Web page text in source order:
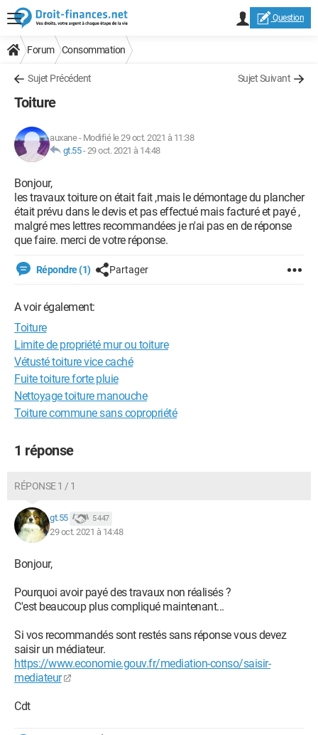
Question
Forum Consommation
Sujet Précédent Sujet Suivant
Toiture
auxane- Modifié le 29 oct. 2021 à 11:38
gt.55-29 oct. 2021 à 14:48
Bonjour,
les travaux toiture on était fait ,mais le démontage du plancher
était prévu dans le devis et pas effectué mais facturé et payé ,
malgré mes lettres recommandées je n'ai pas en de réponse
que faire. merci de votre réponse.
Répondre (1) Partager
A voir également:
Toiture
Limite de propriété mur ou toiture
Vétusté toiture vice caché
Fuite toiture forte pluie
Nettoyage toiture manouche
Toiture commune sans copropriété
1 réponse
RÉPONSE 1 / 1
gt.55 5 447
29 oct. 2021 à 14:48
Bonjour,
Pourquoi avoir payé des travaux non réalisés ?
C'est beaucoup plus compliqué maintenant...
Si vos recommandés sont restés sans réponse vous devez
saisir un médiateur.
https://www.economie.gouv.fr/mediation-conso/saisir-
mediateur
Cdt